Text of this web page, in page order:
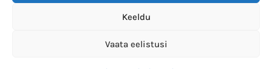
Keeldu
Vaata eelistusi